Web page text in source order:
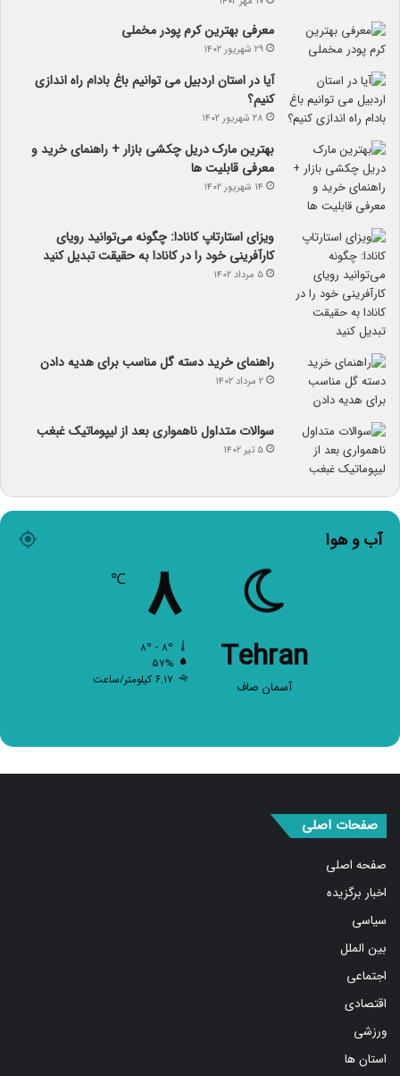
معرفی بهترین کرم پودر مخملی
۲۹ شهریور ۱۴۰۲
آیا در استان اردبیل می توانیم باغ بادام راه اندازی
کنیم؟
۲۸ شهریور ۱۴۰۲
بهترین مارک دریل چکشی بازار + راهنمای خرید و
معرفی قابلیت ها
۱۴ شهریور ۱۴۰۲
ویزای استارتاپ کانادا: چگونه می‌توانید رویای
کارآفرینی خود را در کانادا به حقیقت تبدیل کنید
۵ مرداد ۱۴۰۲
راهنمای خرید دسته گل مناسب برای هدیه دادن
۲ مرداد ۱۴۰۲
سوالات متداول ناهمواری بعد از لیپوماتیک غبغب
۵ تیر ۱۴۰۲
آب و هوا
Tehran
آسمان صاف
۸ ℃
۵۷%
۶.۱۷ کیلومتر/ساعت
صفحات اصلی
صفحه اصلی
اخبار برگزیده
سیاسی
بین الملل
اجتماعی
اقتصادی
ورزشی
استان ها